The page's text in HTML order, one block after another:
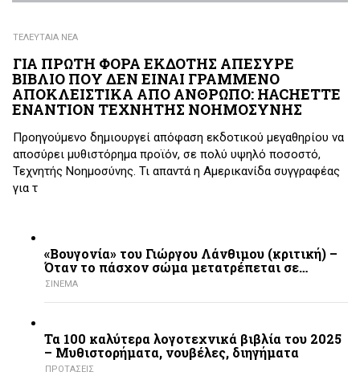
ΤΕΛΕΥΤΑΙΑ ΝΕΑ
ΓΙΑ ΠΡΩΤΗ ΦΟΡΑ ΕΚΔΟΤΗΣ ΑΠΕΣΥΡΕ
ΒΙΒΛΙΟ ΠΟΥ ΔΕΝ ΕΙΝΑΙ ΓΡΑΜΜΕΝΟ
ΑΠΟΚΛΕΙΣΤΙΚΑ ΑΠΟ ΑΝΘΡΩΠΟ: HACHETTE
ΕΝΑΝΤΙΟΝ ΤΕΧΝΗΤΗΣ ΝΟΗΜΟΣΥΝΗΣ
Προηγούμενο δημιουργεί απόφαση εκδοτικού μεγαθηρίου να
αποσύρει μυθιστόρημα προϊόν, σε πολύ υψηλό ποσοστό,
Τεχνητής Νοημοσύνης. Τι απαντά η Αμερικανίδα συγγραφέας
για τ
«Βουγονία» του Γιώργου Λάνθιμου (κριτική) –
Όταν το πάσχον σώμα μετατρέπεται σε…
ΣΙΝΕΜΑ
Τα 100 καλύτερα λογοτεχνικά βιβλία του 2025
– Mυθιστορήματα, νουβέλες, διηγήματα
ΠΡΟΤΑΣΕΙΣ